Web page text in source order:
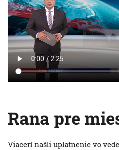
Rana pre
Viacerí našli uplatnenie vo